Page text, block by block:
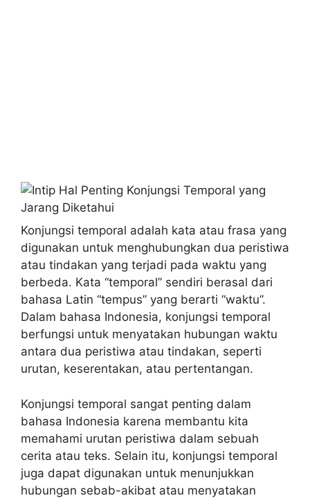
Konjungsi temporal adalah kata atau frasa yang
digunakan untuk menghubungkan dua peristiwa
atau tindakan yang terjadi pada waktu yang
berbeda. Kata “temporal” sendiri berasal dari
bahasa Latin “tempus” yang berarti “waktu”.
Dalam bahasa Indonesia, konjungsi temporal
berfungsi untuk menyatakan hubungan waktu
antara dua peristiwa atau tindakan, seperti
urutan, keserentakan, atau pertentangan.
Konjungsi temporal sangat penting dalam
bahasa Indonesia karena membantu kita
memahami urutan peristiwa dalam sebuah
cerita atau teks. Selain itu, konjungsi temporal
juga dapat digunakan untuk menunjukkan
hubungan sebab-akibat atau menyatakan